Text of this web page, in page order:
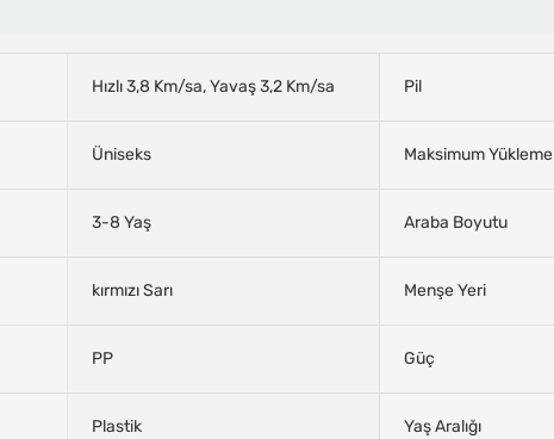
Hızlı 3,8 Km/sa, Yavaş 3,2 Km/sa Pil
Üniseks Maksimum Yükleme
3-8 Yaş Araba Boyutu
kırmızı Sarı Menşe Yeri
PP Güç
Plastik Yaş Aralığı